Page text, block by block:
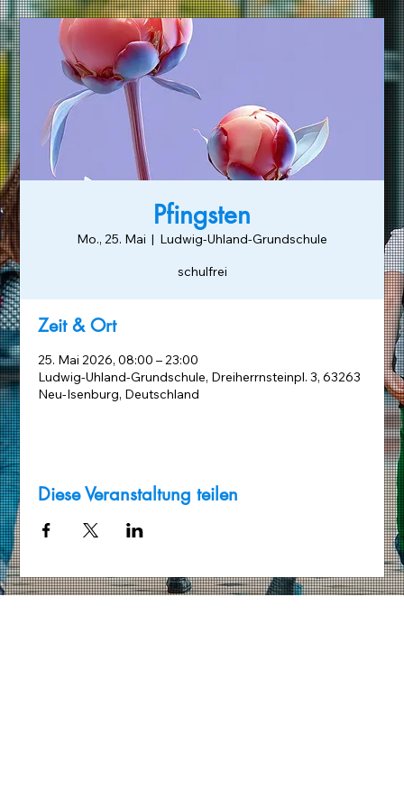
Pfingsten
Mo., 25. Mai
  |
Ludwig-Uhland-Grundschule
schulfrei
Zeit & Ort
25. Mai 2026, 08:00 – 23:00
Ludwig-Uhland-Grundschule, Dreiherrnsteinpl. 3, 63263
Neu-Isenburg, Deutschland
Diese Veranstaltung teilen